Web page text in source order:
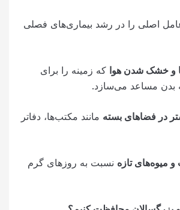
اصلی را در رشد بیماری‌های فصلی
و خشک شدن هواکه زمینه را برای
بدن مساعد می‌سازد.
در فضاهای بستهمانند مکتب‌ها، دفاتر
تازهنسبت به روزهای گرم